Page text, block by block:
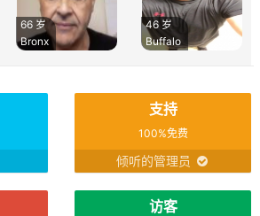
66 岁
Bronx
46 岁
Buffalo
支持
100%免费
倾听的管理员
访客